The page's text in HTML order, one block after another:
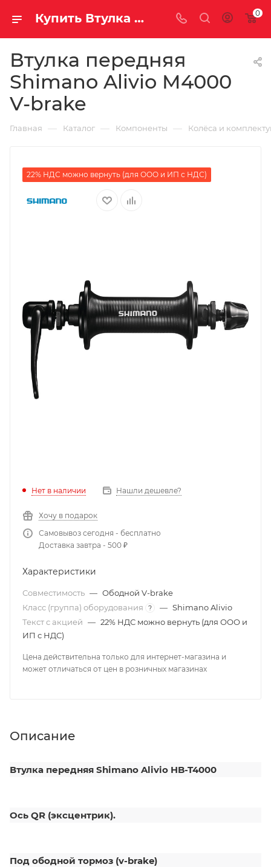
Купить Втулка передняя Shimano Alivio M4000 V-brake за рублей, а со скидкой 0
Втулка передняя
Shimano Alivio M4000
V-brake
Главная — Каталог — Компоненты — Колёса и
22% НДС можно вернуть (для ООО и ИП с НДС)
Нет в наличии Нашли дешевле?
Хочу в подарок
Самовывоз сегодня - бесплатно
Доставка завтра - 500 ₽
Характеристики
Совместимость — Ободной V-brake
Класс (группа) оборудования
? — Shimano Alivio
Текст с акцией — 22% НДС можно вернуть (для ООО и
ИП с НДС)
Цена действительна только для интернет-магазина и
может отличаться от цен в розничных магазинах
Описание
Втулка передняя Shimano Alivio HB-T4000
Ось QR (эксцентрик).
Под ободной тормоз (v-brake)